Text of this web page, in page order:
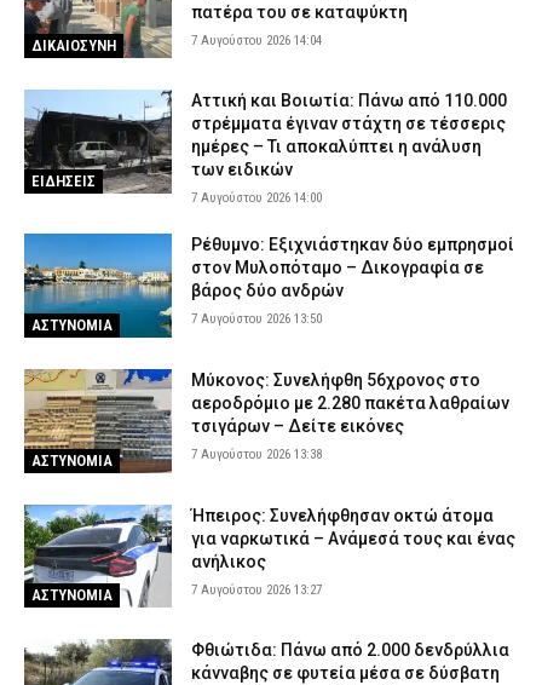
ΔΙΚΑΙΟΣΥΝΗ
πατέρα του σε καταψύκτη
7 Αυγούστου 2026 14:04
ΕΙΔΗΣΕΙΣ
Αττική και Βοιωτία: Πάνω από 110.000
στρέμματα έγιναν στάχτη σε τέσσερις
ημέρες – Τι αποκαλύπτει η ανάλυση
των ειδικών
7 Αυγούστου 2026 14:00
ΑΣΤΥΝΟΜΙΑ
Ρέθυμνο: Εξιχνιάστηκαν δύο εμπρησμοί
στον Μυλοπόταμο – Δικογραφία σε
βάρος δύο ανδρών
7 Αυγούστου 2026 13:50
ΑΣΤΥΝΟΜΙΑ
Μύκονος: Συνελήφθη 56χρονος στο
αεροδρόμιο με 2.280 πακέτα λαθραίων
τσιγάρων – Δείτε εικόνες
7 Αυγούστου 2026 13:38
ΑΣΤΥΝΟΜΙΑ
Ήπειρος: Συνελήφθησαν οκτώ άτομα
για ναρκωτικά – Ανάμεσά τους και ένας
ανήλικος
7 Αυγούστου 2026 13:27
Φθιώτιδα: Πάνω από 2.000 δενδρύλλια
κάνναβης σε φυτεία μέσα σε δύσβατη